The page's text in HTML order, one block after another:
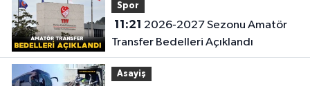
Spor
11:21
Transfer Bedelleri Açıklandı
Asayiş